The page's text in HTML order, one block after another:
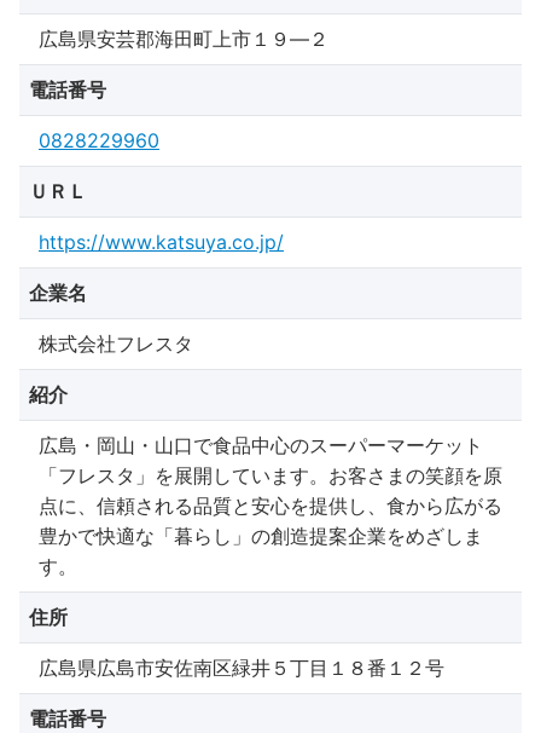
広島県安芸郡海田町上市１９―２
電話番号
0828229960
ＵＲＬ
https://www.katsuya.co.jp/
企業名
株式会社フレスタ
紹介
広島・岡山・山口で食品中心のスーパーマーケット
「フレスタ」を展開しています。お客さまの笑顔を原
点に、信頼される品質と安心を提供し、食から広がる
豊かで快適な「暮らし」の創造提案企業をめざしま
す。
住所
広島県広島市安佐南区緑井５丁目１８番１２号
電話番号